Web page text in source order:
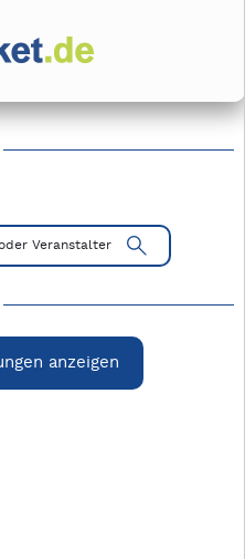
wechseln. Mit Pfeiltasten
Veranstalter
anzeigen